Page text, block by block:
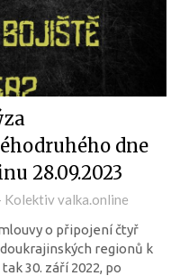
dne
28.09.2023
Kolektiv valka.online
o připojení čtyř
regionů k
30. září 2022, po